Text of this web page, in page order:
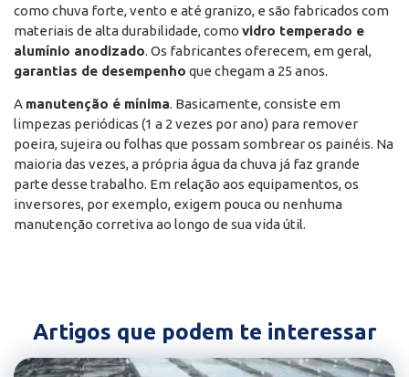
como chuva forte, vento e até granizo, e são fabricados com
materiais de alta durabilidade, como vidro temperado e
alumínio anodizado. Os fabricantes oferecem, em geral,
garantias de desempenho que chegam a 25 anos.
A manutenção é mínima. Basicamente, consiste em
limpezas periódicas (1 a 2 vezes por ano) para remover
poeira, sujeira ou folhas que possam sombrear os painéis. Na
maioria das vezes, a própria água da chuva já faz grande
parte desse trabalho. Em relação aos equipamentos, os
inversores, por exemplo, exigem pouca ou nenhuma
manutenção corretiva ao longo de sua vida útil.
Artigos que podem te interessar